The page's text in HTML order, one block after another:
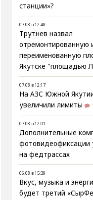
станции»?
07.08 в 12:48
Трутнев назвал
отремонтированную
переименованную
Якутске "площадью
07.08 в 12:17
На АЗС Южной
увеличили лимиты
1
07.08 в 12:01
Дополнительные
фотовидеофиксации
на федтрассах
06.08 в 15:39
Вкус, музыка и
будет третий